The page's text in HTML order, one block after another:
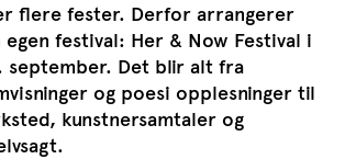
flere fester. Derfor arrangerer
festival: Her & Now Festival i
september. Det blir alt fra
og poesi opplesninger til
kunstnersamtaler og